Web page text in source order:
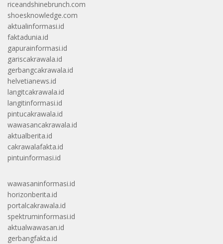
riceandshinebrunch.com
shoesknowledge.com
aktualinformasi.id
faktadunia.id
gapurainformasi.id
gariscakrawala.id
gerbangcakrawala.id
helvetianews.id
langitcakrawala.id
langitinformasi.id
pintucakrawala.id
wawasancakrawala.id
aktualberita.id
cakrawalafakta.id
pintuinformasi.id
wawasaninformasi.id
horizonberita.id
portalcakrawala.id
spektruminformasi.id
aktualwawasan.id
gerbangfakta.id